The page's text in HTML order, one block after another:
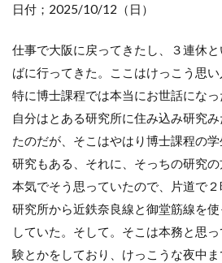
日付；2025/10/12（日）
仕事で大阪に戻ってきたし、３連休
ばに行ってきた。ここはけっこう思い
特に博士課程では本当にお世話になっ
自分はとある研究所に住み込み研究
たのだが、そこはやはり博士課程の
研究もある、それに、そっちの研究
本気でそう思っていたので、片道で
研究所から近鉄奈良線と御堂筋線を
していた。そして。そこは本務と思
験とかをしており、けっこうな夜中